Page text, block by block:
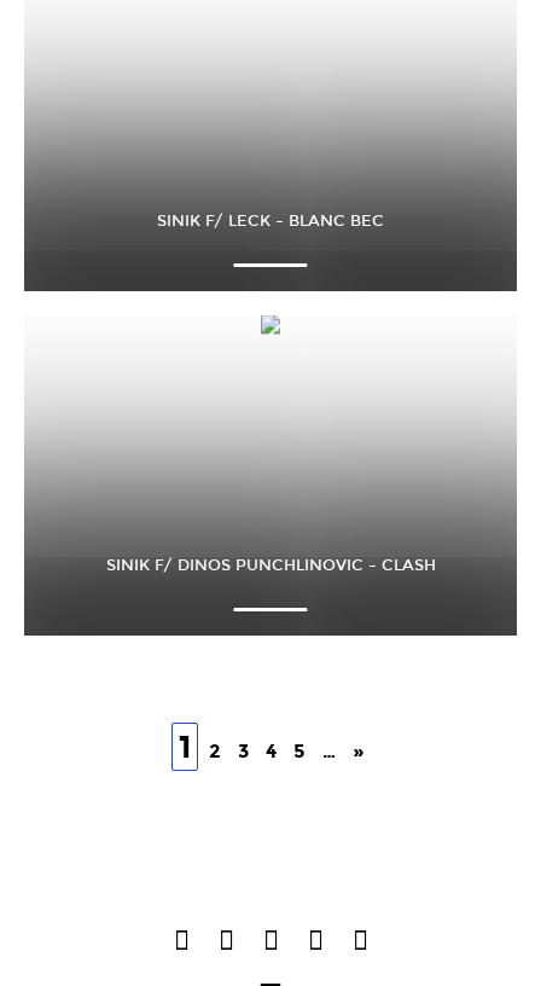
SINIK F/ LECK – BLANC BEC
SINIK F/ DINOS PUNCHLINOVIC – CLASH
1 2 3 4 5 … »